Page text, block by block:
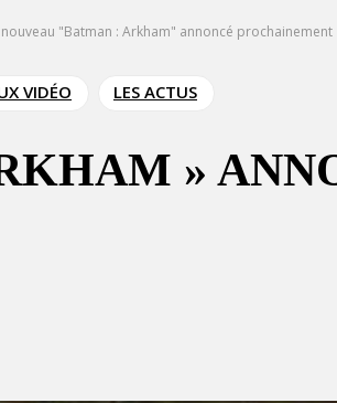
"Batman : Arkham" annoncé prochainement
VIDÉO LES ACTUS
»